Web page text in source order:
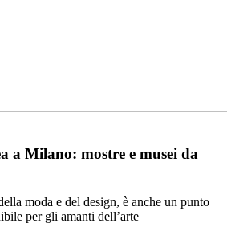
a Milano: mostre e musei da
moda e del design, è anche un punto
per gli amanti dell’arte